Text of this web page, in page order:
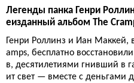
Легенды панка Генри
еизданный альбом The
Генри Роллинз и Иан Маккей,
amps, бесплатно
в, десятилетиями гнивший в
ит свет — вместе с деньгами